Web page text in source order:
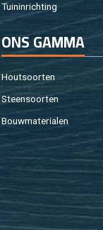
Tuin­in­rich­ting
ONS GAMMA
Hout­soor­ten
Steen­soor­ten
Bouw­ma­te­ri­a­len